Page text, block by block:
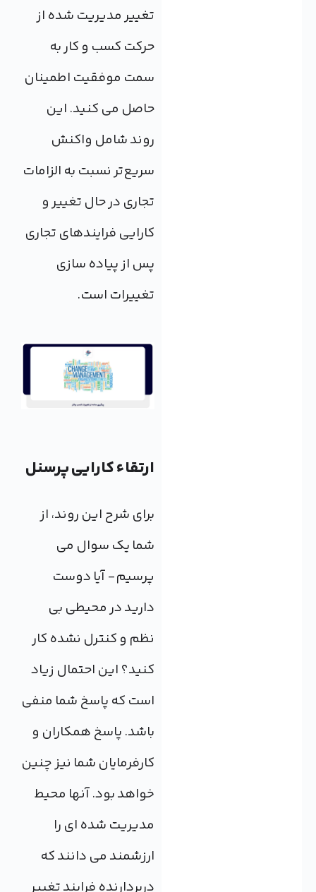
تغییر مدیریت شده از
حرکت کسب و کار به
سمت موفقیت اطمینان
حاصل می کنید. این
روند شامل واکنش
سریع‌تر نسبت به الزامات
تجاری در حال تغییر و
کارایی فرایندهای تجاری
پس از پیاده سازی
تغییرات است.
ارتقاء کارایی پرسنل
برای شرح این روند، از
شما یک سوال می
پرسیم- آیا دوست
دارید در محیطی بی
نظم و کنترل نشده کار
کنید؟ این احتمال زیاد
است که پاسخ شما منفی
باشد. پاسخ همکاران و
کارفرمایان شما نیز چنین
خواهد بود. آنها محیط
مدیریت شده ای را
ارزشمند می دانند که
دربردارنده فرایند تغییر